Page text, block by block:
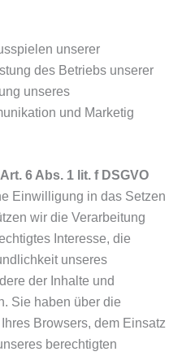
unserer
des Betriebs unserer
unseres
und Marketig
6 Abs. 1 lit. f DSGVO
Einwilligung in das Setzen
wir die Verarbeitung
Interesse, die
unseres
der Inhalte und
Sie haben über die
Browsers, dem Einsatz
berechtigten